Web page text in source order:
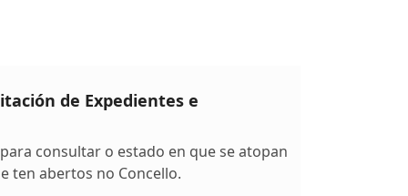
de Expedientes e
consultar o estado en que se atopan
ten abertos no Concello.